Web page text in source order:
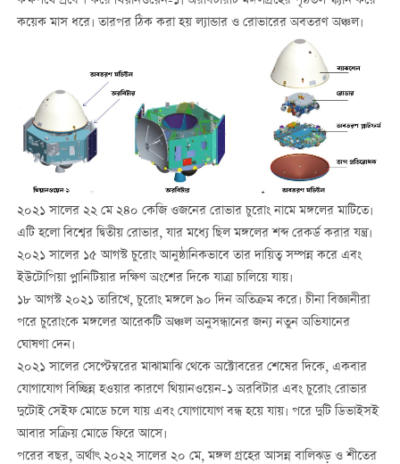
কয়েক মাস ধরে। তারপর ঠিক করা হয় ল্যান্ডার ও রোভারের অবতরণ অঞ্চল।
২০২১ সালের ২২ মে ২৪০ কেজি ওজনের রোভার চুরোং নামে মঙ্গলের মাটিতে।
এটি হলো বিশ্বের দ্বিতীয় রোভার, যার মধ্যে ছিল মঙ্গলের শব্দ রেকর্ড করার যন্ত্র।
২০২১ সালের ১৫ আগস্ট চুরোং আনুষ্ঠানিকভাবে তার দায়িত্ব সম্পন্ন করে এবং
ইউটোপিয়া প্লানিটিয়ার দক্ষিণ অংশের দিকে যাত্রা চালিয়ে যায়।
১৮ আগস্ট ২০২১ তারিখে, চুরোং মঙ্গলে ৯০ দিন অতিক্রম করে। চীনা বিজ্ঞানীরা
পরে চুরোংকে মঙ্গলের আরেকটি অঞ্চল অনুসন্ধানের জন্য নতুন অভিযানের
ঘোষণা দেন।
২০২১ সালের সেপ্টেম্বরের মাঝামাঝি থেকে অক্টোবরের শেষের দিকে, একবার
যোগাযোগ বিচ্ছিন্ন হওয়ার কারণে থিয়ানওয়েন-১ অরবিটার এবং চুরোং রোভার
দুটোই সেইফ মোডে চলে যায় এবং যোগাযোগ বন্ধ হয়ে যায়। পরে দুটি ডিভাইসই
আবার সক্রিয় মোডে ফিরে আসে।
পরের বছর, অর্থাৎ ২০২২ সালের ২০ মে, মঙ্গল গ্রহের আসন্ন বালিঝড় ও শীতের